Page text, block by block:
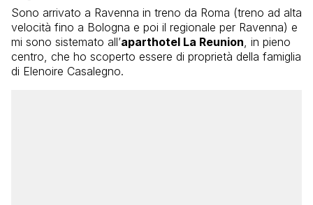
Sono arrivato a Ravenna in treno da Roma (treno ad alta
velocità fino a Bologna e poi il regionale per Ravenna) e
mi sono sistemato all’aparthotel La Reunion , in pieno
centro, che ho scoperto essere di proprietà della famiglia
di Elenoire Casalegno.